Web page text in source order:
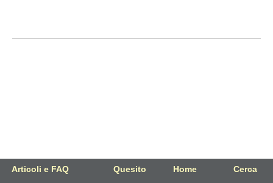
Articoli e FAQ Quesito Home Cerca